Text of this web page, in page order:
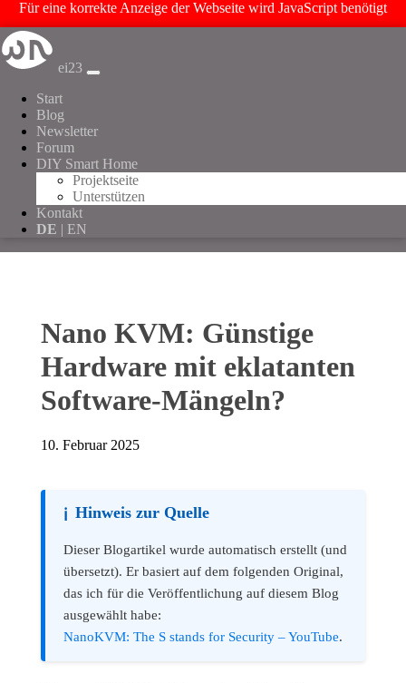
Für eine korrekte Anzeige der Webseite wird JavaScript benötigt
ei23
Start
Blog
Newsletter
Forum
DIY Smart Home
Projektseite
Unterstützen
Kontakt
DE | EN
Nano KVM: Günstige
Hardware mit eklatanten
Software-Mängeln?
10. Februar 2025
ℹ️ Hinweis zur Quelle
Dieser Blogartikel wurde automatisch erstellt (und
übersetzt). Er basiert auf dem folgenden Original,
das ich für die Veröffentlichung auf diesem Blog
ausgewählt habe:
NanoKVM: The S stands for Security – YouTube.